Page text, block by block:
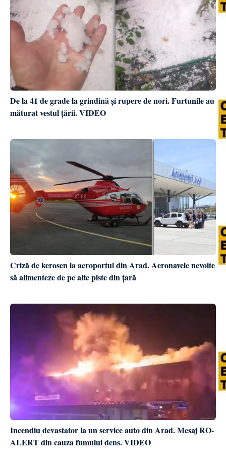
De la 41 de grade la grindină și rupere de nori. Furtunile au
măturat vestul țării. VIDEO
Criză de kerosen la aeroportul din Arad. Aeronavele nevoite
să alimenteze de pe alte piste din țară
Incendiu devastator la un service auto din Arad. Mesaj RO-
ALERT din cauza fumului dens. VIDEO